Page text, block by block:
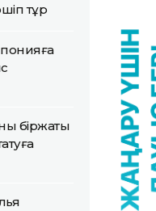
тұр
біржақты